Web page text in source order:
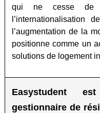
qui ne cesse de
l’internationalisation
l’augmentation de la
positionne comme un
solutions de logement
Easystudentest
gestionnaire de